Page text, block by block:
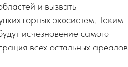
и вызвать
горных экосистем. Таким
исчезновение самого
всех остальных ареалов